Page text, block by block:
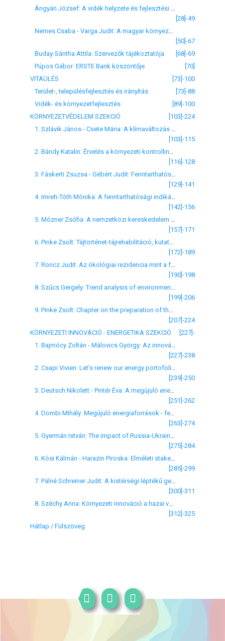
[28]-49
[50]-67
Buday-Sántha Attila: Szervezők tájékoztatója
[68]-69
Púpos Gábor: ERSTE Bank köszöntője
[70]
VITAÜLÉS
[73]-100
Terület-, településfejlesztés és irányítás
[73]-88
Vidék- és környezetfejlesztés
[89]-100
KÖRNYEZETVÉDELEM SZEKCIÓ
[103]-224
[103]-115
[116]-128
[129]-141
[142]-156
[157]-171
[172]-189
[190]-198
[199]-206
[207]-224
KÖRNYEZETI INNOVÁCIÓ - ENERGETIKA SZEKCIÓ
[227]-
[227]-238
[239]-250
[251]-262
[263]-274
[275]-284
[285]-299
[300]-311
[312]-325
Hátlap / Fülszöveg